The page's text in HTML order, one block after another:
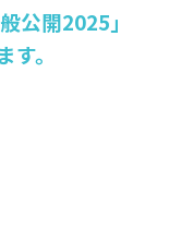
公開2025」
。